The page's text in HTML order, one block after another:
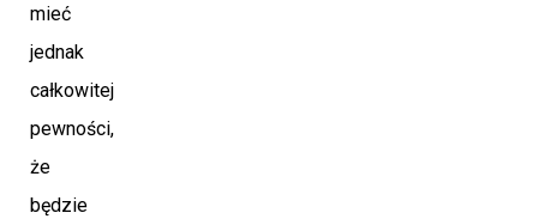
mieć
jednak
całkowitej
pewności,
że
będzie